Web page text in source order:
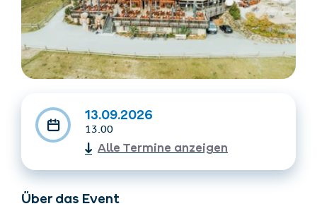
Unterkünfte finden
Ticket- &
13.09.2026
13.00
Alle Termine anzeigen
Über das Event